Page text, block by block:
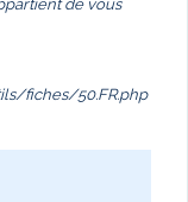
de vous
fiches/50.FR.php